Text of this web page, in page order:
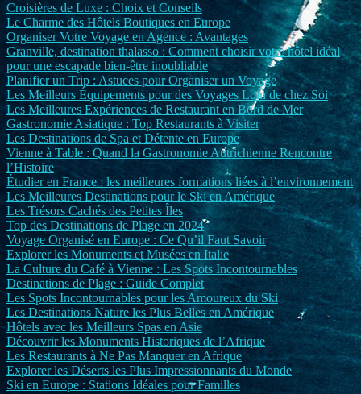
Croisières de Luxe : Choix et Conseils
Le Charme des Hôtels Boutiques en Europe
Organiser Votre Voyage en Agence : Avantages
Granville, destination thalasso : Comment choisir votre hôtel idéal
pour une escapade bien-être inoubliable
Planifier un Trip : Astuces pour Organiser un Voyage
Les Meilleurs Équipements pour des Voyages Loin de chez Soi
Les Meilleures Expériences de Restaurant en Bord de Mer
Gastronomie Asiatique : Top Restaurants à Visiter
Les Destinations de Spa et Détente en Europe
Vienne à Table : Quand la Gastronomie Autrichienne Rencontre
l’Histoire
Étudier en France : les meilleures formations liées à l’environnement
Les Meilleures Destinations pour le Ski en Amérique
Les Trésors Cachés des Petites Îles
Top des Destinations de Plage en 2024
Voyage Organisé en Europe : Ce Qu’il Faut Savoir
Explorer les Monuments et Musées en Italie
La Culture du Café à Vienne : Les Spots Incontournables
Destinations de Plage : Guide Complet
Les Spots Incontournables pour les Amoureux du Ski
Les Destinations Nature les Plus Belles en Amérique
Hôtels avec les Meilleurs Spas en Asie
Découvrir les Monuments Historiques de l’Afrique
Les Restaurants à Ne Pas Manquer en Afrique
Explorer les Déserts les Plus Impressionnants du Monde
Ski en Europe : Stations Idéales pour Familles